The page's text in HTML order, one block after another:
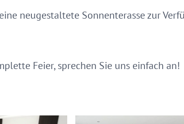
neugestaltete Sonnenterasse zur
Feier, sprechen Sie uns einfach an!